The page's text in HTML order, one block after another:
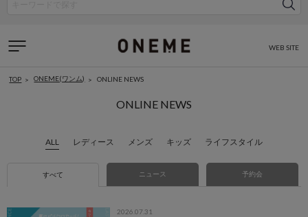
WEB SITE
TOP ONEME(ワンム) ONLINE NEWS
ONLINE NEWS
ALL レディース メンズ キッズ ライフスタイル
すべて ニュース 予約会
2026.07.31